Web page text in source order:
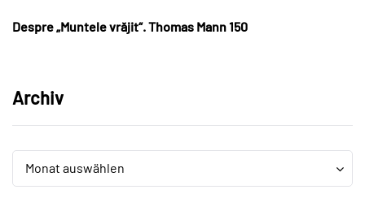
Despre „Muntele vrăjit“. Thomas Mann 150
Archiv
Archiv
Monat auswählen
Archiv